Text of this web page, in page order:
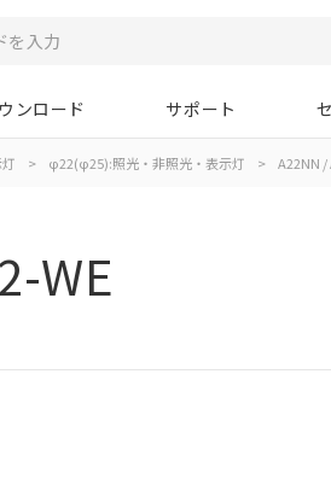
ンロード サポート
> φ22(φ25):照光・非照光・表示灯 > A22NN /
WE